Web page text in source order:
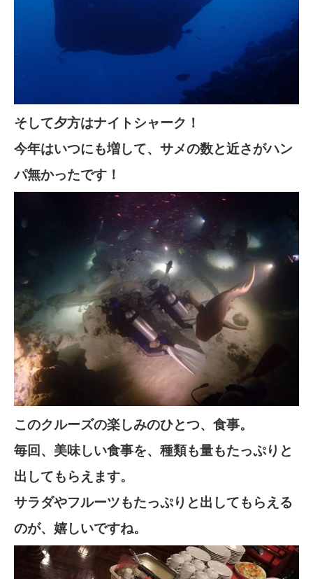
そして夕方はナイトシャーク！
今年はいつにも増して、サメの数と近さがハン
パ無かったです！
このクルーズの楽しみのひとつ、食事。
毎回、美味しい食事を、種類も量もたっぷりと
出してもらえます。
サラダやフルーツもたっぷりと出してもらえる
のが、嬉しいですね。